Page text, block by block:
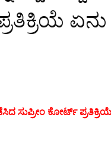
ಏನು
ಸುಪ್ರೀಂ ಕೋರ್ಟ್‌ ಪ್ರತಿಕ್ರಿಯೆ